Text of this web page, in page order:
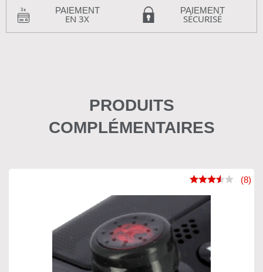
PAIEMENT
EN 3X
PAIEMENT
SÉCURISÉ
PRODUITS
COMPLÉMENTAIRES
(8)